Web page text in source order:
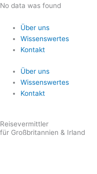
Zum
springen
No data was found
Über uns
Wissenswertes
Kontakt
Über uns
Wissenswertes
Kontakt
Reisevermittler
für Großbritannien & Irland
Suchen